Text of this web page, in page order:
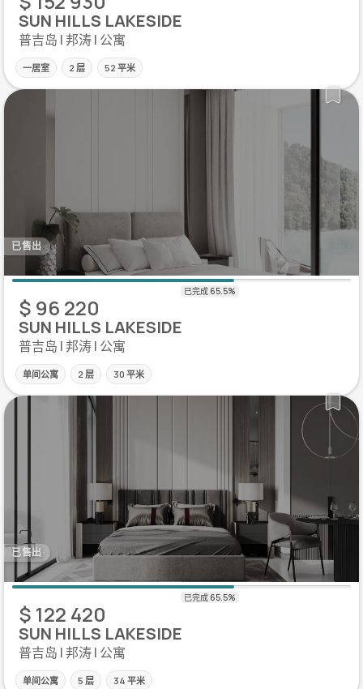
SUN HILLS LAKESIDE
普吉岛 | 邦涛 | 公寓
一居室 2 层 52 平米
已售出
$ 96 220
SUN HILLS LAKESIDE
普吉岛 | 邦涛 | 公寓
单间公寓 2 层 30 平米
已售出
$ 122 420
SUN HILLS LAKESIDE
普吉岛 | 邦涛 | 公寓
单间公寓 5 层 34 平米